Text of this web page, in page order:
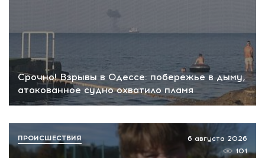
Срочно! Взрывы в Одессе: побережье в дыму,
атакованное судно охватило пламя
6 августа 2026
101
ПРОИСШЕСТВИЯ